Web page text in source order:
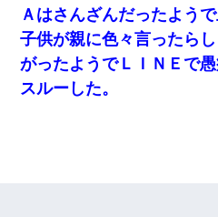
Ａはさんざんだったよう
子供が親に色々言ったら
がったようでＬＩＮＥで
スルーした。